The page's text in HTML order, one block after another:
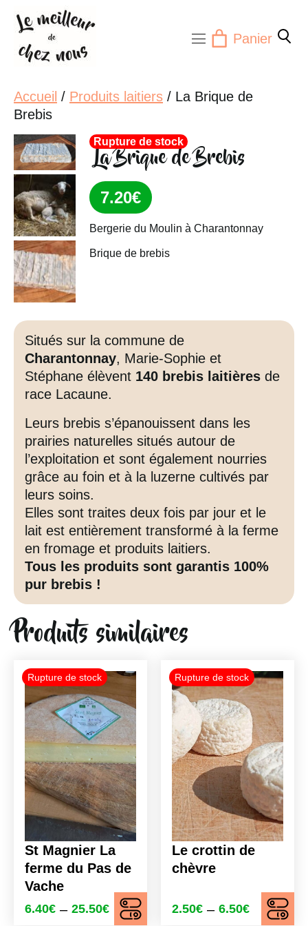
contenu
Panier
Accueil / Produits laitiers / La Brique de
Brebis
La Brique de Brebis
7.20€
Bergerie du Moulin à Charantonnay
Brique de brebis
Rupture de stock
Situés sur la commune de
Charantonnay, Marie-Sophie et
Stéphane élèvent 140 brebis laitières de
race Lacaune.
Leurs brebis s’épanouissent dans les
prairies naturelles situés autour de
l’exploitation et sont également nourries
grâce au foin et à la luzerne cultivés par
leurs soins.
Elles sont traites deux fois par jour et le
lait est entièrement transformé à la ferme
en fromage et produits laitiers.
Tous les produits sont garantis 100%
pur brebis !
Produits similaires
St Magnier La
ferme du Pas de
Vache
6.40€ – 25.50€
Plage
Ce
produit
a
plusieurs
variations.
Les
options
peuvent
être
choisies
sur
la
page
du
Le crottin de
chèvre
2.50€ – 6.50€
Plage
Ce
produit
a
plusieurs
variations.
Les
options
peuvent
être
choisies
sur
la
du